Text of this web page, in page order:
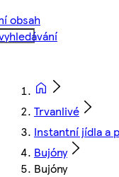
obsah
Trvanlivé
Instantní jídla a
Bujóny
Bujóny